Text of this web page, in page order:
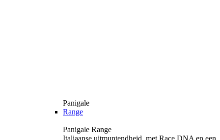
Panigale
Range
Panigale Range
Italiaanse uitmuntendheid, met Race DNA en een